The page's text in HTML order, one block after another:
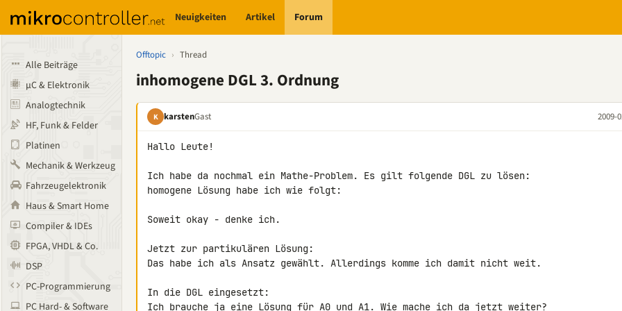
Neuigkeiten Artikel Forum
Alle Beiträge
µC & Elektronik
Analogtechnik
HF, Funk & Felder
Platinen
Mechanik & Werkzeug
Fahrzeugelektronik
Haus & Smart Home
Compiler & IDEs
FPGA, VHDL & Co.
DSP
PC-Programmierung
PC Hard- & Software
Offtopic › Thread
inhomogene DGL 3. Ordnung
K karstenGast 2009-
Hallo Leute!
Soweit okay - denke ich.
Jetzt zur partikulären Lösung:
Das habe ich als Ansatz gewählt. Allerdings komme ich damit nicht weit.
In die DGL eingesetzt:
Ich brauche ja eine Lösung für A0 und A1. Wie mache ich da jetzt weiter?